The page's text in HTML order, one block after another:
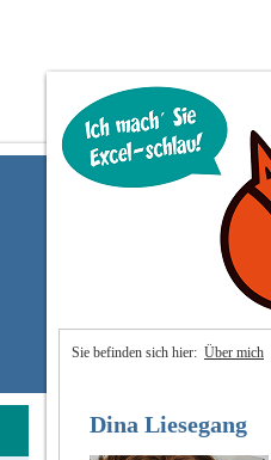
Sie befinden sich hier: Über mich
Dina Liesegang